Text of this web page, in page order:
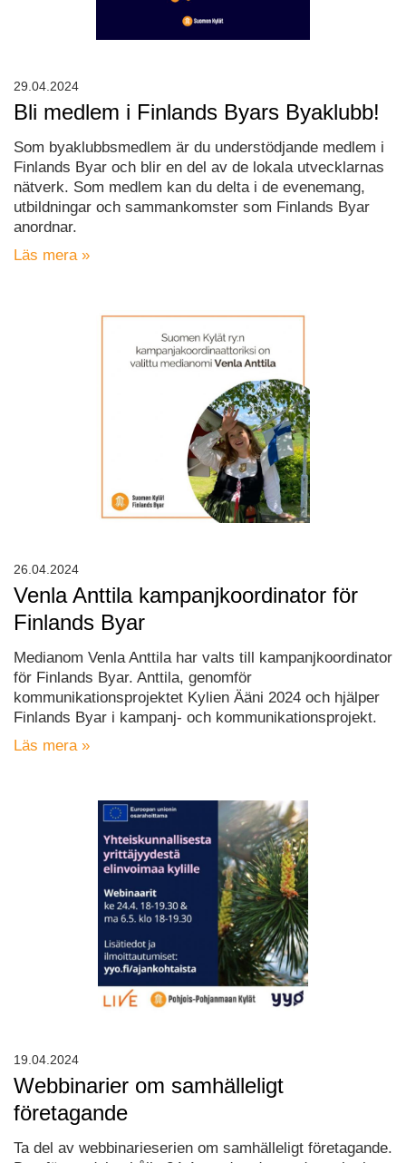
Bli medlem i Finlands Byars Byaklubb!
Som byaklubbsmedlem är du understödjande medlem i
Finlands Byar och blir en del av de lokala utvecklarnas
nätverk. Som medlem kan du delta i de evenemang,
utbildningar och sammankomster som Finlands Byar
anordnar.
Läs mera »
29.04.2024
Venla Anttila kampanjkoordinator för
Finlands Byar
Medianom Venla Anttila har valts till kampanjkoordinator
för Finlands Byar. Anttila, genomför
kommunikationsprojektet Kylien Ääni 2024 och hjälper
Finlands Byar i kampanj- och kommunikationsprojekt.
Läs mera »
26.04.2024
Webbinarier om samhälleligt
företagande
Ta del av webbinarieserien om samhälleligt företagande.
19.04.2024